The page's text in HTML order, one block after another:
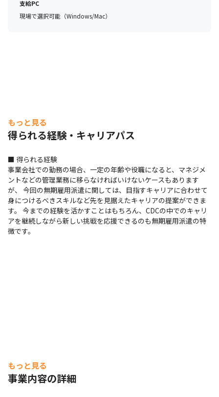
支給PC
現場で選択可能（Windows/Mac）
もっと見る
得られる経験・キャリアパス
■ 得られる経験
事業会社での勤務の場合、一定の年齢や役職になると、マネジメ
ントなどの管理業務に移らなければいけないケースもあります
が、 今回の無期雇用派遣に関しては、目指すキャリアに合わせて
身につけるべきスキルなど先を見据えたキャリアの提案ができま
す。 今までの経験を活かすことはもちろん、CDCの中でのキャリ
アを継続しながら新しい挑戦を応援できるのも無期雇用派遣の特
徴です。
もっと見る
事業内容の詳細